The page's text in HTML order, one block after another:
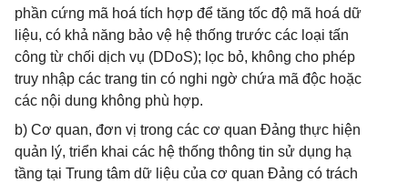
phần cứng mã hoá tích hợp để tăng tốc độ mã hoá dữ
liệu, có khả năng bảo vệ hệ thống trước các loại tấn
công từ chối dịch vụ (DDoS); lọc bỏ, không cho phép
truy nhập các trang tin có nghi ngờ chứa mã độc hoặc
các nội dung không phù hợp.
b) Cơ quan, đơn vị trong các cơ quan Đảng thực hiện
quản lý, triển khai các hệ thống thông tin sử dụng hạ
tầng tại Trung tâm dữ liệu của cơ quan Đảng có trách